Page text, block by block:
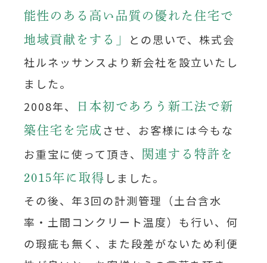
能性のある高い品質の優れた住宅で
地域貢献をする」
との思いで、株式会
社ルネッサンスより新会社を設立いたし
ました。
2008年、
日本初であろう新工法で新
築住宅を完成 させ、お客様には今もな
お重宝に使って頂き、
関連する特許を
2015年に取得 しました。
その後、年3回の計測管理（土台含水
率・土間コンクリート温度）も行い、何
の瑕疵も無く、また段差がないため利便